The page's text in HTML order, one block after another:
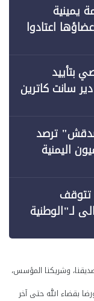
يمينية
اعتادوا
بتأييد
في دير سانت كاترين
ترصد
اليمنية
تتوقف
لـ"الوطنية
وشريكنا المؤسس،
بقضاء الله حتى آخر